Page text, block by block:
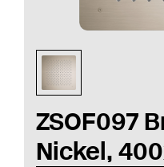
ZSOF097
Nickel,